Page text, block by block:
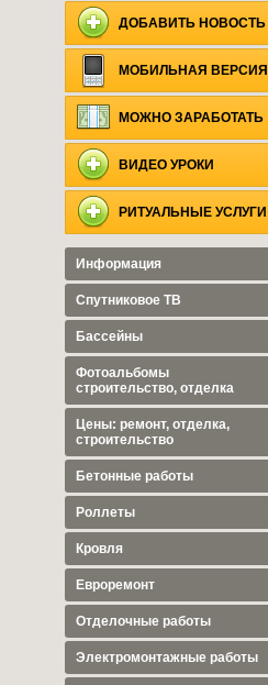
ДОБАВИТЬ НОВОСТЬ
МОБИЛЬНАЯ ВЕРСИЯ
МОЖНО ЗАРАБОТАТЬ
ВИДЕО УРОКИ
РИТУАЛЬНЫЕ УСЛУГИ
Информация
Спутниковое ТВ
Бассейны
Фотоальбомы
строительство, отделка
Цены: ремонт, отделка,
строительство
Бетонные работы
Роллеты
Кровля
Евроремонт
Отделочные работы
Электромонтажные работы